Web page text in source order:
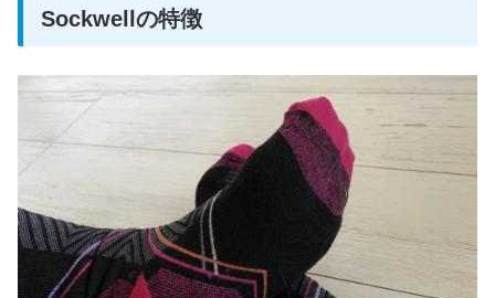
Sockwellの特徴